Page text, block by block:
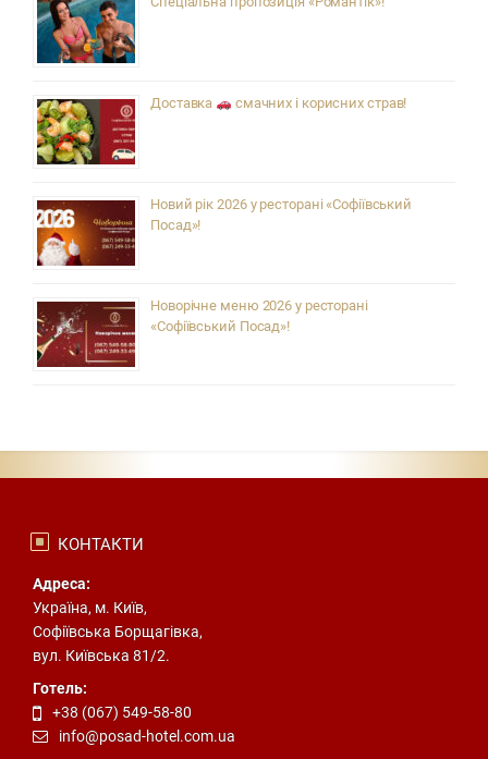
Доставка смачних і корисних страв!
Новий рік 2026 у ресторані «Софіївський
Посад»!
Новорічне меню 2026 у ресторані
«Софіївський Посад»!
КОНТАКТИ
Адреса:
Україна, м. Київ,
Софіївська Борщагівка,
вул. Київська 81/2.
Готель:
+38 (067) 549-58-80
info@posad-hotel.com.ua